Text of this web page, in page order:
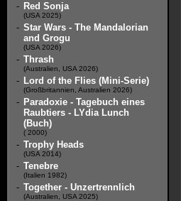
- Red Sonja
(USA 2025)
- Star Wars - The Mandalorian
and Grogu
(USA 2026)
- Thrash
(Australien, USA 2026)
- Lord of the Flies (Mini-Serie)
(Großbritannien, Australien 2026)
- Paradoxie - Tagebuch eines
Raubtiers - LYdia Lunch
(Buch)
( 2000)
- Trophy Heads
(USA 2014)
- Tenebre
(Italien 1982)
- Together - Unzertrennlich
(Australien, USA 2025)